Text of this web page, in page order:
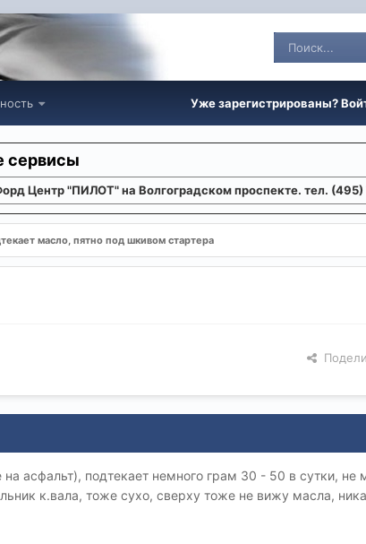
Уже зарегистрированы?
сервисы
Центр "ПИЛОТ" на Волгоградском проспекте. тел.
масло, пятно под шкивом стартера
асфальт), подтекает немного грам 30 - 50 в сутки, не
к.вала, тоже сухо, сверху тоже не вижу масла,